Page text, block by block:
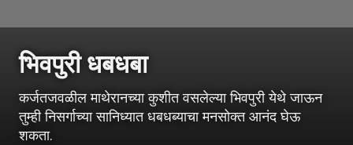
भिवपुरी धबधबा
कर्जतजवळील माथेरानच्या कुशीत वसलेल्या भिवपुरी येथे जाऊन
तुम्ही निसर्गाच्या सानिध्यात धबधब्याचा मनसोक्त आनंद घेऊ
शकता.